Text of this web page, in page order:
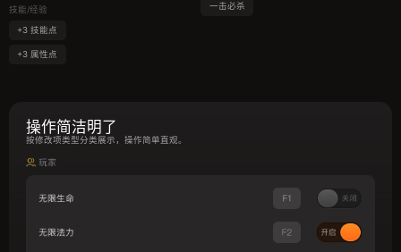
技能/经验
+3 技能点
+3 属性点
一击必杀
操作简洁明了
按修改项类型分类展示，操作简单直观。